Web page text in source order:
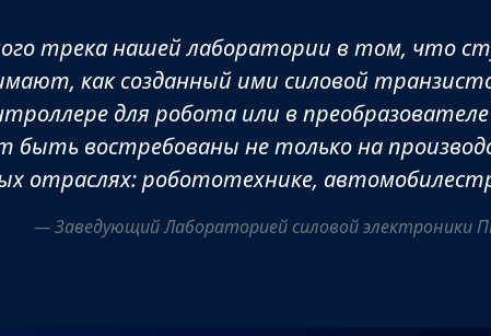
трека нашей лаборатории в том, что
как созданный ими силовой
для робота или в
быть востребованы не только на
отраслях: робототехнике,
Заведующий Лабораторией силовой электроники